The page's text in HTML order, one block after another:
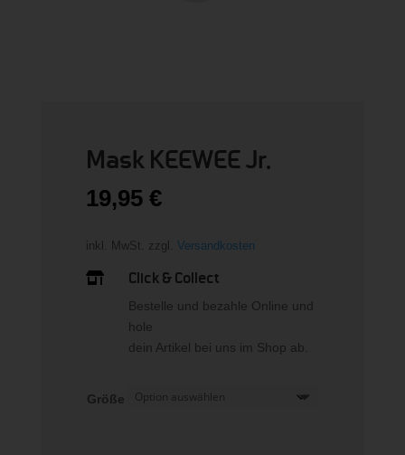
Mask KEEWEE Jr.
19,95 €
inkl. MwSt. zzgl. Versandkosten
 Click & Collect
Bestelle und bezahle Online und
hole
dein Artikel bei uns im Shop ab.
Größe